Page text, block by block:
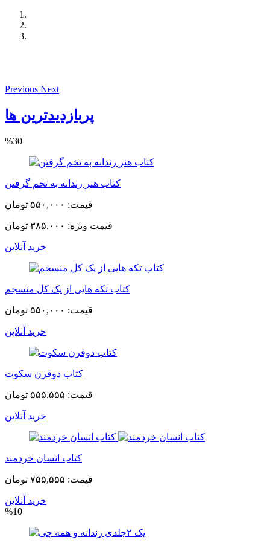
Previous Next
پربازدیدترین ها
%30
کتاب هنر رندانه به تخم گرفتن
قیمت: ۵۵۰,۰۰۰ تومان
قیمت ویژه: ۳۸۵,۰۰۰ تومان
خرید آنلاین
کتاب تکه هایی از یک کل منسجم
قیمت: ۵۵۰,۰۰۰ تومان
خرید آنلاین
کتاب دوقرن سکوت
قیمت: ۵۵۵,۵۵۵ تومان
خرید آنلاین
کتاب انسان خردمند
قیمت: ۷۵۵,۵۵۵ تومان
خرید آنلاین
%10